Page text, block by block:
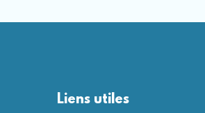
Liens utiles